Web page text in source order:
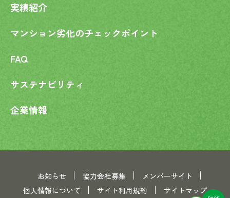
実績紹介
マンション劣化のチェックポイント
FAQ
サステナビリティ
企業情報
お知らせ 協力会社募集
メンバーサイト
個人情報について
サイト利用規約 サイトマップ